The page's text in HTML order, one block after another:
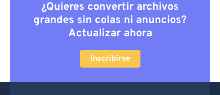
¿Quieres convertir archivos
grandes sin colas ni anuncios?
Actualizar ahora
Inscribirse